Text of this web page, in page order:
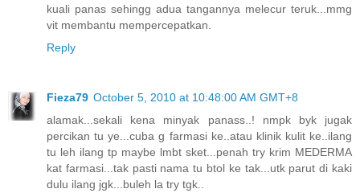
kuali panas sehingg adua tangannya melecur teruk...mmg
vit membantu mempercepatkan.
Reply
Fieza79 October 5, 2010 at 10:48:00 AM GMT+8
alamak...sekali kena minyak panass..! nmpk byk jugak
percikan tu ye...cuba g farmasi ke..atau klinik kulit ke..ilang
tu leh ilang tp maybe lmbt sket...penah try krim MEDERMA
kat farmasi...tak pasti nama tu btol ke tak...utk parut di kaki
dulu ilang jgk...buleh la try tgk..